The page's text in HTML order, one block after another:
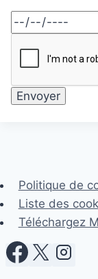
Politique de
Liste des
Téléchargez